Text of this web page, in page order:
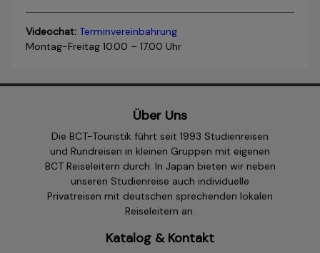
Videochat: Terminvereinbahrung
Montag-Freitag 10.00 – 17.00 Uhr
Über Uns
Die BCT-Touristik führt seit 1993 Studienreisen
und Rundreisen in kleinen Gruppen mit eigenen
BCT Reiseleitern durch. In Japan bieten wir neben
unseren Studienreise auch individuelle
Privatreisen mit deutschen sprechenden lokalen
Reiseleitern an.
Katalog & Kontakt